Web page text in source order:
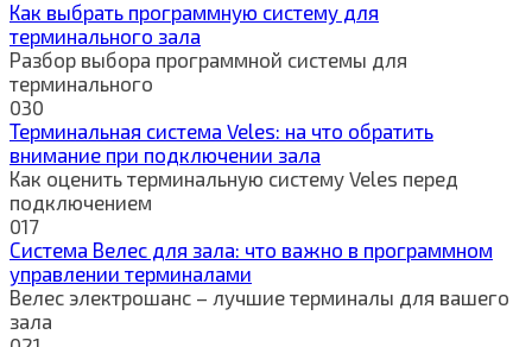
Как выбрать программную систему для
терминального зала
Разбор выбора программной системы для
терминального
030
Терминальная система Veles: на что обратить
внимание при подключении зала
Как оценить терминальную систему Veles перед
подключением
017
Система Велес для зала: что важно в программном
управлении терминалами
Велес электрошанс – лучшие терминалы для вашего
зала